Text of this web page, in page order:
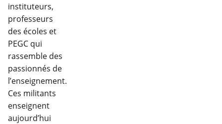
instituteurs,
professeurs
des écoles et
PEGC qui
rassemble des
passionnés de
l’enseignement.
Ces militants
enseignent
aujourd’hui